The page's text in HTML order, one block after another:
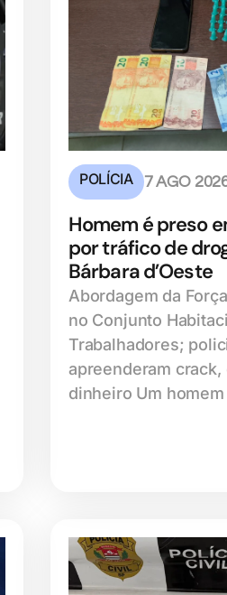
POLÍCIA 7 AGO
Homem é preso
por tráfico de
Bárbara d’Oeste
Abordagem da
no Conjunto
Trabalhadores;
apreenderam crack,
dinheiro Um